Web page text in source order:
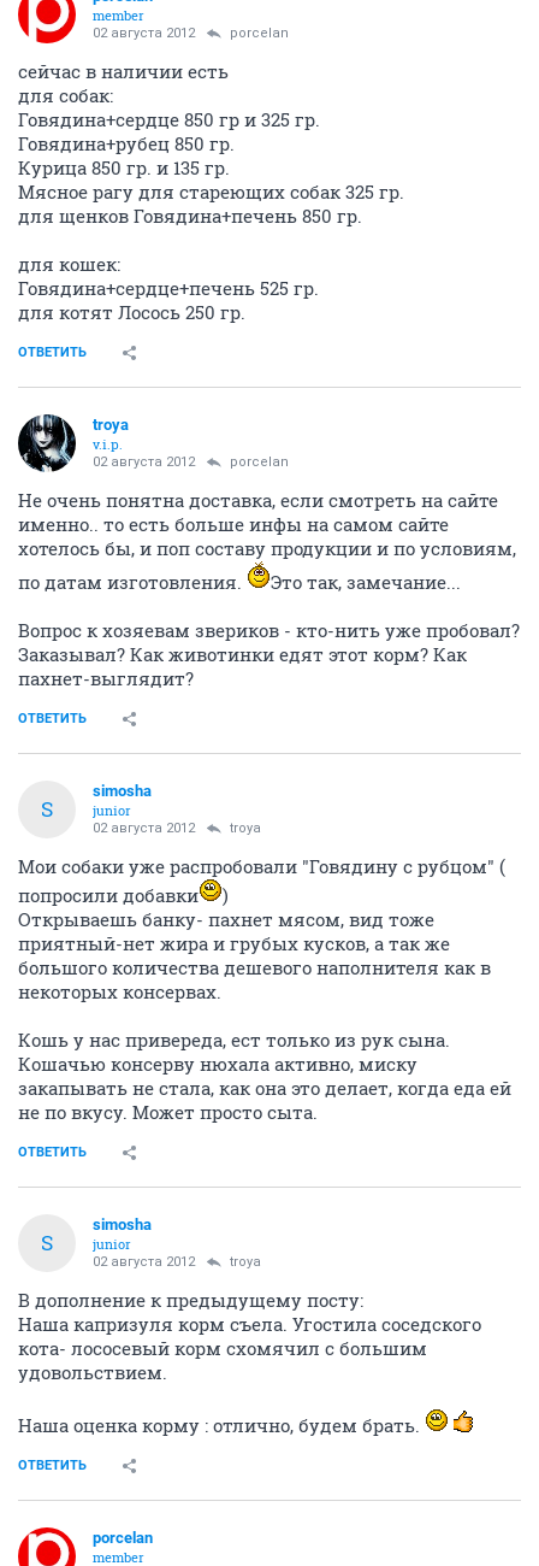
member
02 августа 2012 porcelan
сейчас в наличии есть
для собак:
Говядина+сердце 850 гр и 325 гр.
Говядина+рубец 850 гр.
Курица 850 гр. и 135 гр.
Мясное рагу для стареющих собак 325 гр.
для щенков Говядина+печень 850 гр.
для кошек:
Говядина+сердце+печень 525 гр.
для котят Лосось 250 гр.
ОТВЕТИТЬ
troya
v.i.p.
02 августа 2012 porcelan
Не очень понятна доставка, если смотреть на сайте
именно.. то есть больше инфы на самом сайте
хотелось бы, и поп составу продукции и по условиям,
по датам изготовления.
Это так, замечание...
Вопрос к хозяевам звериков - кто-нить уже пробовал?
Заказывал? Как животинки едят этот корм? Как
пахнет-выглядит?
ОТВЕТИТЬ
S
simosha
junior
02 августа 2012 troya
Мои собаки уже распробовали "Говядину с рубцом" (
попросили добавки
)
Открываешь банку- пахнет мясом, вид тоже
приятный-нет жира и грубых кусков, а так же
большого количества дешевого наполнителя как в
некоторых консервах.
Кошь у нас привереда, ест только из рук сына.
Кошачью консерву нюхала активно, миску
закапывать не стала, как она это делает, когда еда ей
не по вкусу. Может просто сыта.
ОТВЕТИТЬ
S
simosha
junior
02 августа 2012 troya
В дополнение к предыдущему посту:
Наша капризуля корм съела. Угостила соседского
кота- лососевый корм схомячил с большим
удовольствием.
Наша оценка корму : отлично, будем брать.
ОТВЕТИТЬ
porcelan
member